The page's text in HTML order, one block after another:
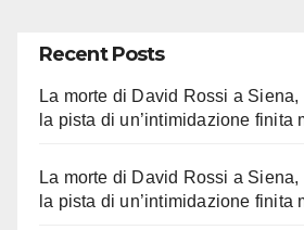
Recent Posts
La morte di David Rossi a
la pista di un’intimidazione finita
La morte di David Rossi a
la pista di un’intimidazione finita